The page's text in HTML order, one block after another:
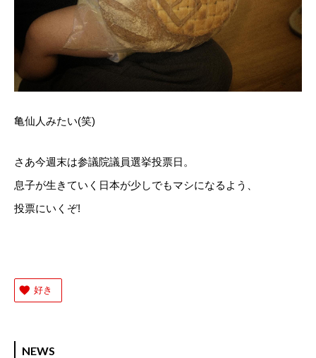
亀仙人みたい(笑)
さあ今週末は参議院議員選挙投票日。
息子が生きていく日本が少しでもマシになるよう、
投票にいくぞ!
好き
NEWS